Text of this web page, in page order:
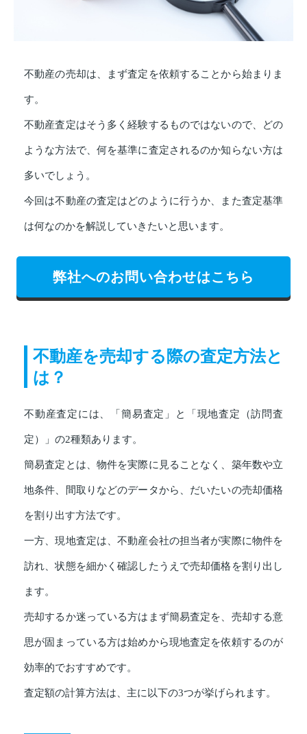
不動産の売却は、まず査定を依頼することから始まりま
す。
不動産査定はそう多く経験するものではないので、どの
ような方法で、何を基準に査定されるのか知らない方は
多いでしょう。
今回は不動産の査定はどのように行うか、また査定基準
は何なのかを解説していきたいと思います。
弊社へのお問い合わせはこちら
不動産を売却する際の査定方法と
は？
不動産査定には、「簡易査定」と「現地査定（訪問査
定）」の2種類あります。
簡易査定とは、物件を実際に見ることなく、築年数や立
地条件、間取りなどのデータから、だいたいの売却価格
を割り出す方法です。
一方、現地査定は、不動産会社の担当者が実際に物件を
訪れ、状態を細かく確認したうえで売却価格を割り出し
ます。
売却するか迷っている方はまず簡易査定を、売却する意
思が固まっている方は始めから現地査定を依頼するのが
効率的でおすすめです。
査定額の計算方法は、主に以下の3つが挙げられます。